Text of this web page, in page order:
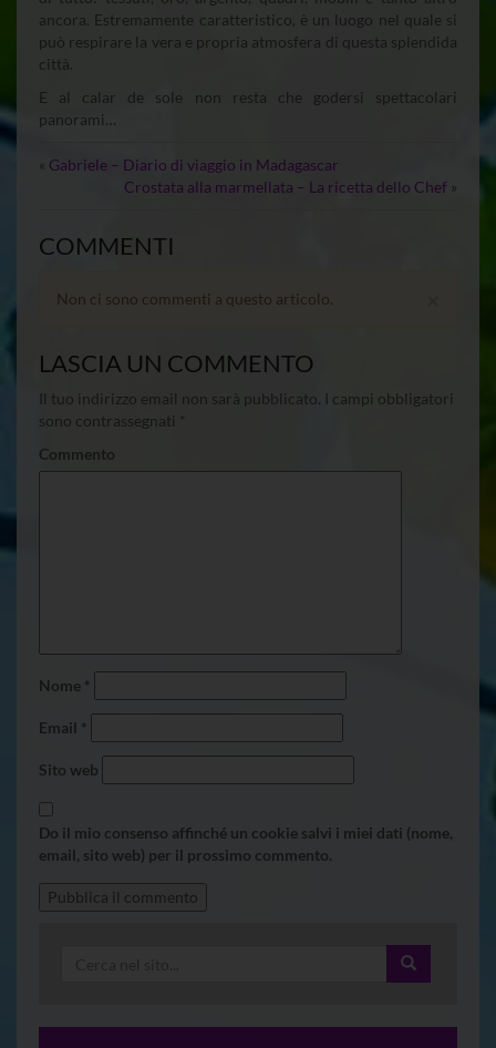
ancora. Estremamente caratteristico, è un luogo nel quale si
può respirare la vera e propria atmosfera di questa splendida
città.
E al calar de sole non resta che godersi spettacolari
panorami…
« Gabriele – Diario di viaggio in Madagascar
Crostata alla marmellata – La ricetta dello Chef »
COMMENTI
Non ci sono commenti a questo articolo.
LASCIA UN COMMENTO
Il tuo indirizzo email non sarà pubblicato. I campi obbligatori
sono contrassegnati
Commento
Nome *
Email *
Sito web
Do il mio consenso affinché un cookie salvi i miei dati (nome,
email, sito web) per il prossimo commento.